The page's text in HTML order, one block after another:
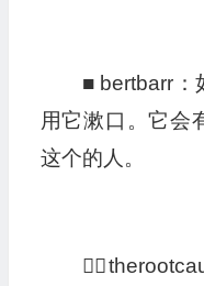
■ bertbarr：
用它漱口。它会
这个的人。